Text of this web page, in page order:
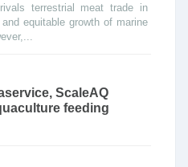
terrestrial meat trade in
equitable growth of marine
ScaleAQ
feeding